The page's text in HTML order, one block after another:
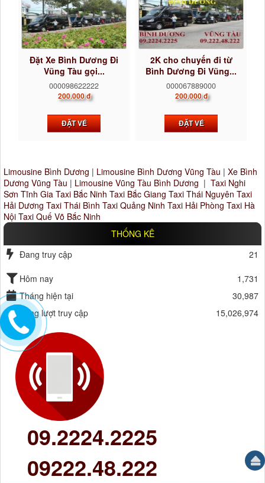
Đặt Xe Bình Dương Đi
Vũng Tàu gọi...
000098622222
200.000 đ
ĐẶT VÉ
2K cho chuyến đi từ
Bình Dương Đi Vũng...
000067889000
200.000 đ
ĐẶT VÉ
Limousine Bình Dương | Limousine Bình Dương Vũng Tàu | Xe Bình
Dương Vũng Tàu | Limousine Vũng Tàu Bình Dương | Taxi Nghi
Sơn Tĩnh Gia Taxi Bắc Ninh Taxi Bắc Giang Taxi Thái Nguyên Taxi
Hải Dương Taxi Thái Bình Taxi Quảng Ninh Taxi Hải Phòng Taxi Hà
Nội Taxi Quế Võ Bắc Ninh
THỐNG KÊ
Đang truy cập
21
Hôm nay
1,731
Tháng hiện tại
30,987
Tổng lượt truy cập
15,026,974
09.2224.2225
09222.48.222